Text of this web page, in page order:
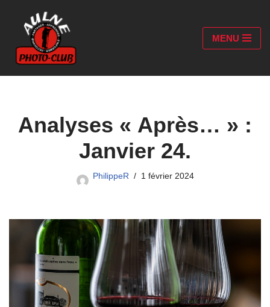
Aller
au
contenu
MENU
Analyses « Après… » :
Janvier 24.
PhilippeR 1 février 2024